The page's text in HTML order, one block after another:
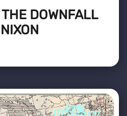
DOWNFALL